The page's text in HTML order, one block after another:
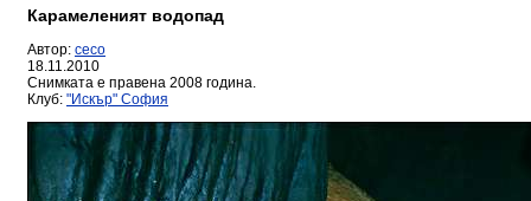
Карамеленият водопад
Автор: ceco
18.11.2010
Снимката е правена 2008 година.
Клуб: "Искър" София